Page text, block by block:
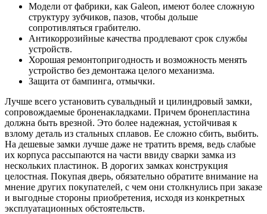
Модели от фабрики, как Galeon, имеют более сложную
структуру зубчиков, пазов, чтобы дольше
сопротивляться грабителю.
Антикоррозийные качества продлевают срок службы
устройств.
Хорошая ремонтопригодность и возможность менять
устройство без демонтажа целого механизма.
Защита от бампинга, отмычки.
Лучше всего установить сувальдный и цилиндровый замки,
сопровождаемые броненакладками. Причем бронепластина
должна быть врезной. Это более надежная, устойчивая к
взлому деталь из стальных сплавов. Ее сложно сбить, выбить.
На дешевые замки лучше даже не тратить время, ведь слабые
их корпуса рассыпаются на части ввиду сварки замка из
нескольких пластинок. В дорогих замках конструкция
целостная. Покупая дверь, обязательно обратите внимание на
мнение других покупателей, с чем они столкнулись при заказе
и выгодные стороны приобретения, исходя из конкретных
эксплуатационных обстоятельств.